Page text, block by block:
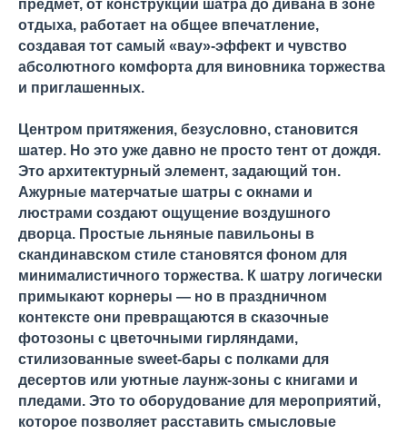
предмет, от конструкции шатра до дивана в зоне
отдыха, работает на общее впечатление,
создавая тот самый «вау»-эффект и чувство
абсолютного комфорта для виновника торжества
и приглашенных.
Центром притяжения, безусловно, становится
шатер. Но это уже давно не просто тент от дождя.
Это архитектурный элемент, задающий тон.
Ажурные матерчатые шатры с окнами и
люстрами создают ощущение воздушного
дворца. Простые льняные павильоны в
скандинавском стиле становятся фоном для
минималистичного торжества. К шатру логически
примыкают корнеры — но в праздничном
контексте они превращаются в сказочные
фотозоны с цветочными гирляндами,
стилизованные sweet-бары с полками для
десертов или уютные лаунж-зоны с книгами и
пледами. Это то оборудование для мероприятий,
которое позволяет расставить смысловые